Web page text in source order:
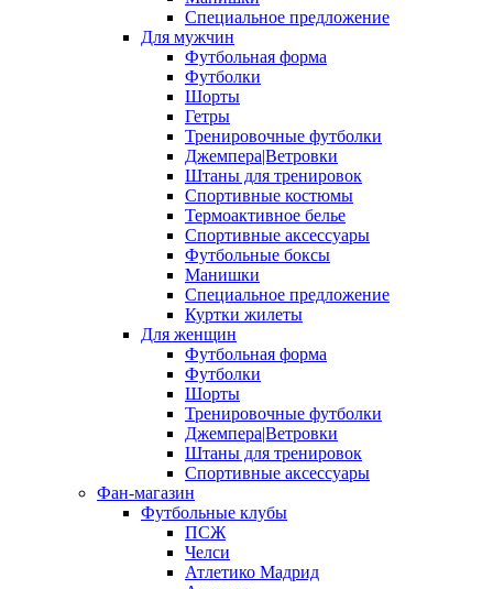
Специальное предложение
Для мужчин
Футбольная форма
Футболки
Шорты
Гетры
Тренировочные футболки
Джемпера|Ветровки
Штаны для тренировок
Спортивные костюмы
Термоактивное белье
Спортивные аксессуары
Футбольные боксы
Манишки
Специальное предложение
Куртки жилеты
Для женщин
Футбольная форма
Футболки
Шорты
Тренировочные футболки
Джемпера|Ветровки
Штаны для тренировок
Спортивные аксессуары
Фан-магазин
Футбольные клубы
ПСЖ
Челси
Атлетико Мадрид